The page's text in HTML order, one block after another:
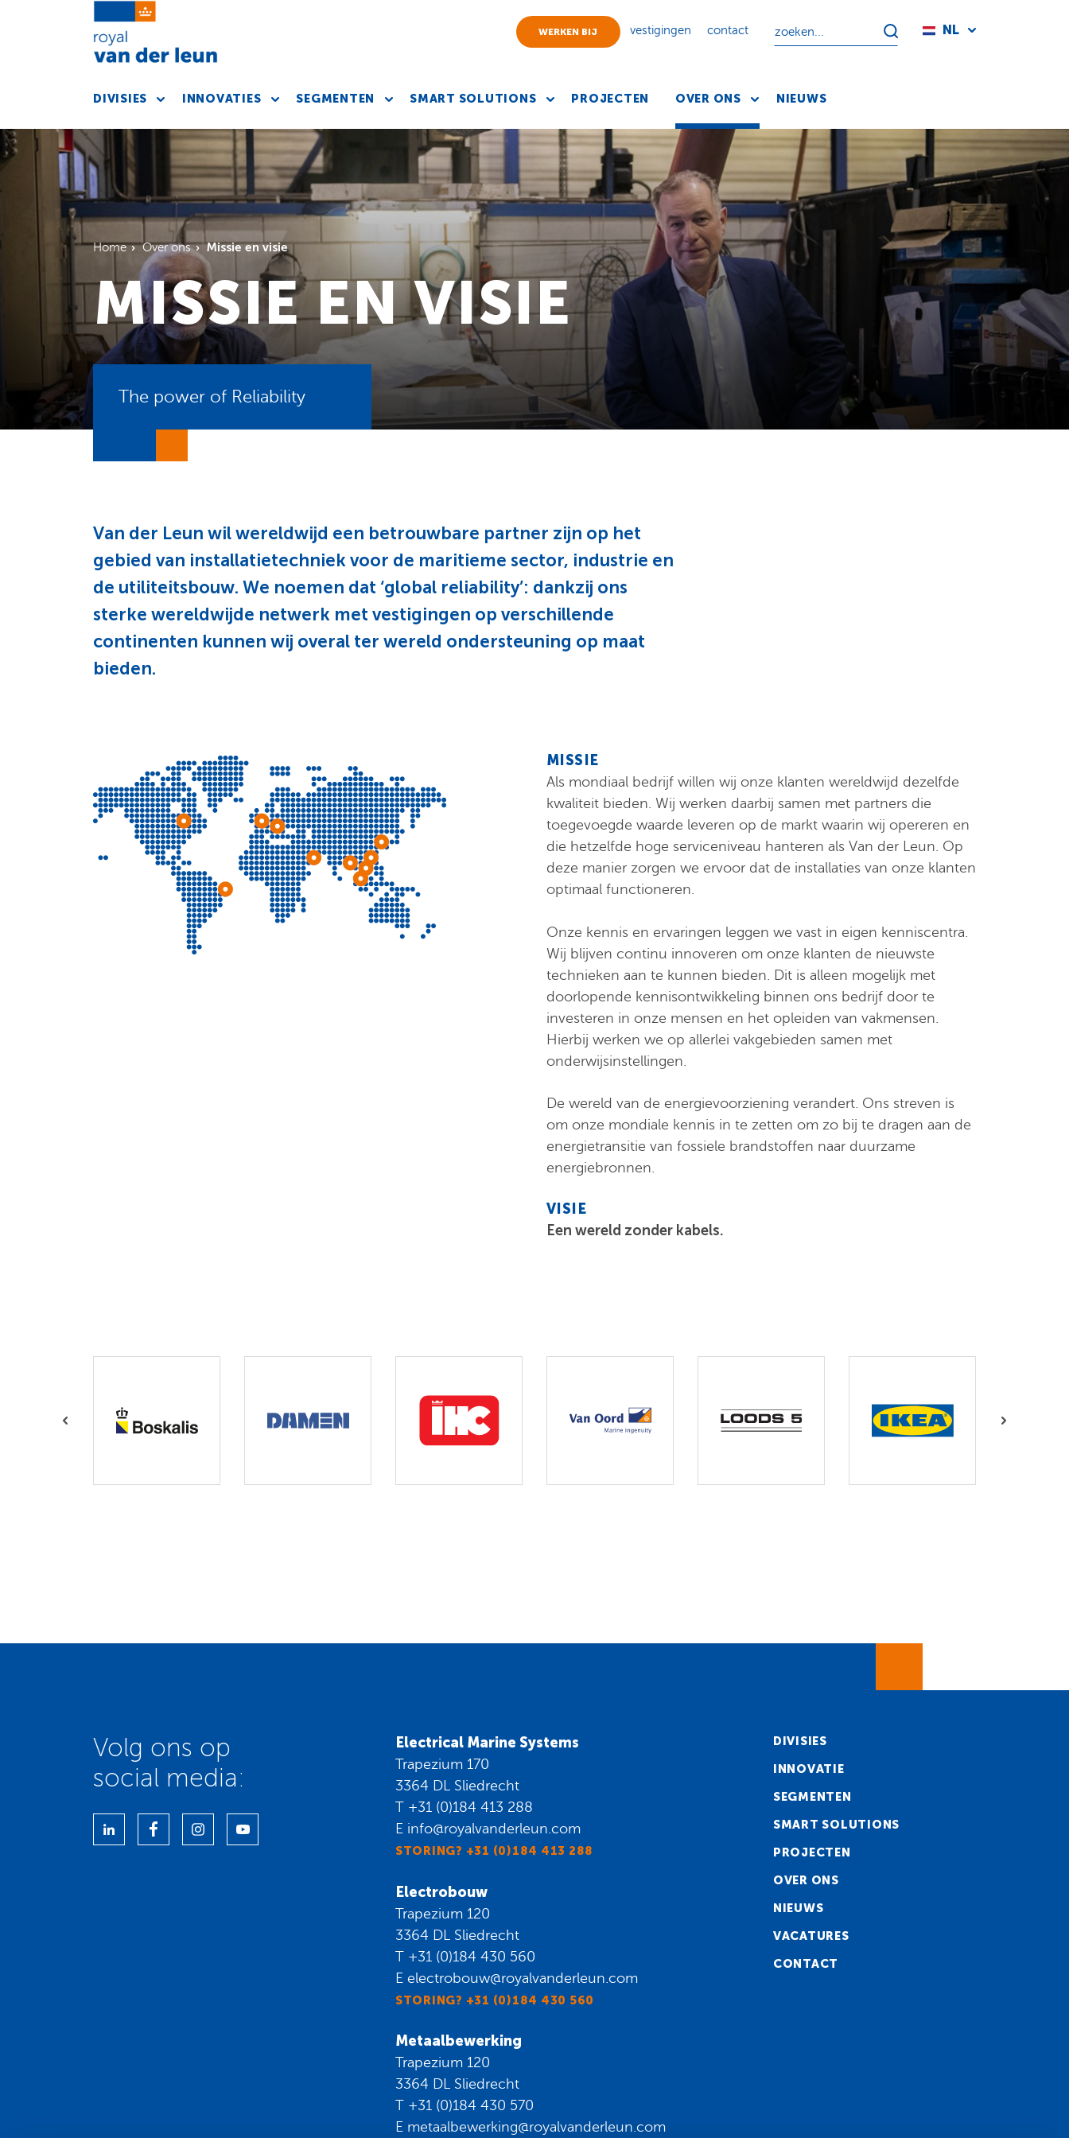
WERKEN BIJ vestigingen contact NL
DIVISIES INNOVATIES SEGMENTEN SMART SOLUTIONS PROJECTEN OVER ONS NIEUWS
Home Over ons Missie en visie
MISSIE EN VISIE
The power of Reliability
Van der Leun wil wereldwijd een betrouwbare partner zijn op het
gebied van installatietechniek voor de maritieme sector, industrie en
de utiliteitsbouw. We noemen dat ‘global reliability’: dankzij ons
sterke wereldwijde netwerk met vestigingen op verschillende
continenten kunnen wij overal ter wereld ondersteuning op maat
bieden.
MISSIE
Als mondiaal bedrijf willen wij onze klanten wereldwijd dezelfde
kwaliteit bieden. Wij werken daarbij samen met partners die
toegevoegde waarde leveren op de markt waarin wij opereren en
die hetzelfde hoge serviceniveau hanteren als Van der Leun. Op
deze manier zorgen we ervoor dat de installaties van onze klanten
optimaal functioneren.
Onze kennis en ervaringen leggen we vast in eigen kenniscentra.
Wij blijven continu innoveren om onze klanten de nieuwste
technieken aan te kunnen bieden. Dit is alleen mogelijk met
doorlopende kennisontwikkeling binnen ons bedrijf door te
investeren in onze mensen en het opleiden van vakmensen.
Hierbij werken we op allerlei vakgebieden samen met
onderwijsinstellingen.
De wereld van de energievoorziening verandert. Ons streven is
om onze mondiale kennis in te zetten om zo bij te dragen aan de
energietransitie van fossiele brandstoffen naar duurzame
energiebronnen.
VISIE
Een wereld zonder kabels.
Volg ons op
social media:
Electrical Marine Systems
Trapezium 170
3364 DL Sliedrecht
T +31 (0)184 413 288
E info@royalvanderleun.com
STORING? +31 (0)184 413 288
Electrobouw
Trapezium 120
3364 DL Sliedrecht
T +31 (0)184 430 560
E electrobouw@royalvanderleun.com
STORING? +31 (0)184 430 560
Metaalbewerking
Trapezium 120
3364 DL Sliedrecht
T +31 (0)184 430 570
E metaalbewerking@royalvanderleun.com
DIVISIES
INNOVATIE
SEGMENTEN
SMART SOLUTIONS
PROJECTEN
OVER ONS
NIEUWS
VACATURES
CONTACT